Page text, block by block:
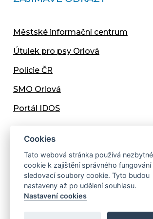
Městské informační centrum
Útulek pro psy Orlová
Policie ČR
SMO Orlová
Portál IDOS
Copyright © 2013 - 2026 Městský úřad
Cookies
Tato webová stránka používá
cookie k zajištění správného fungování
sledovací soubory cookie. Tyto budou
nastaveny až po udělení souhlasu.
Nastavení cookies